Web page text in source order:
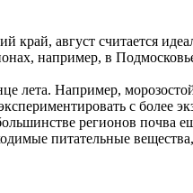
край, август считается
например, в
лета. Например,
с более
регионов почва
питательные